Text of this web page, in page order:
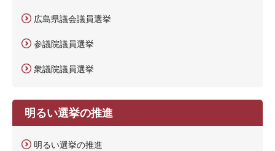
広島県議会議員選挙
参議院議員選挙
衆議院議員選挙
明るい選挙の推進
明るい選挙の推進